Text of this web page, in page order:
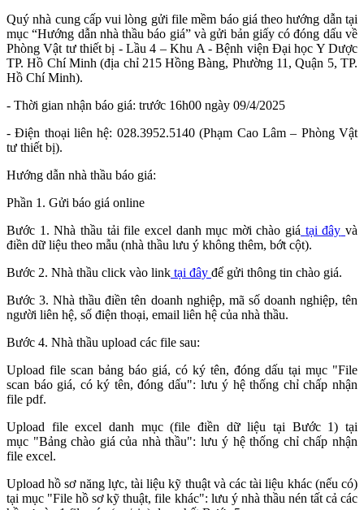
Quý nhà cung cấp vui lòng gửi file mềm báo giá theo hướng dẫn tại
mục “Hướng dẫn nhà thầu báo giá” và gửi bản giấy có đóng dấu về
Phòng Vật tư thiết bị - Lầu 4 – Khu A - Bệnh viện Đại học Y Dược
TP. Hồ Chí Minh (địa chỉ 215 Hồng Bàng, Phường 11, Quận 5, TP.
Hồ Chí Minh).
- Thời gian nhận báo giá: trước 16h00 ngày 09/4/2025
- Điện thoại liên hệ: 028.3952.5140 (Phạm Cao Lâm – Phòng Vật
tư thiết bị).
Hướng dẫn nhà thầu báo giá:
Phần 1. Gửi báo giá online
Bước 1. Nhà thầu tải file excel danh mục mời chào giá tại đây và
điền dữ liệu theo mẫu (nhà thầu lưu ý không thêm, bớt cột).
Bước 2. Nhà thầu click vào link tại đây để gửi thông tin chào giá.
Bước 3. Nhà thầu điền tên doanh nghiệp, mã số doanh nghiệp, tên
người liên hệ, số điện thoại, email liên hệ của nhà thầu.
Bước 4. Nhà thầu upload các file sau:
Upload file scan bảng báo giá, có ký tên, đóng dấu tại mục "File
scan báo giá, có ký tên, đóng dấu": lưu ý hệ thống chỉ chấp nhận
file pdf.
Upload file excel danh mục (file điền dữ liệu tại Bước 1) tại
mục "Bảng chào giá của nhà thầu": lưu ý hệ thống chỉ chấp nhận
file excel.
Upload hồ sơ năng lực, tài liệu kỹ thuật và các tài liệu khác (nếu có)
tại mục "File hồ sơ kỹ thuật, file khác": lưu ý nhà thầu nén tất cả các